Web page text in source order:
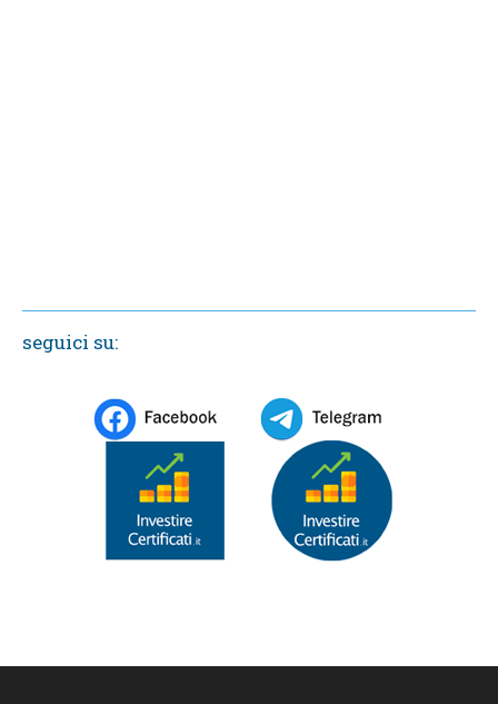
seguici su: